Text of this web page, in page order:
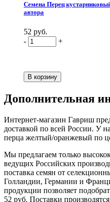
Семена Перец
автора
52 руб.
-
+
Дополнительная
Интернет-магазин Гавриш
доставкой по всей России. У
перца желтый/оранжевый по
Мы предлагаем только
ведущих Российских
поставка семян от
Голландии, Германии и
продукции позволяет
52 руб. Поставки